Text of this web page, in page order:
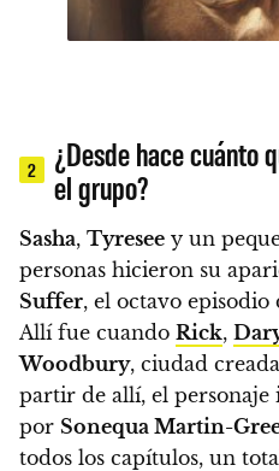
2
¿Desde hace cuánto
el grupo?
Sasha, Tyresee y un
personas hicieron su
Suffer, el octavo
Allí fue cuando Rick,
Woodbury, ciudad
partir de allí, el personaje
por Sonequa Martin-
todos los capítulos, un